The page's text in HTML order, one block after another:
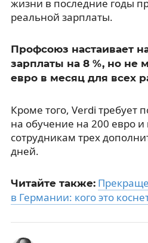
жизни в последние годы
реальной зарплаты.
Профсоюз настаивает
зарплаты на 8 %, но не
евро в месяц для всех
Кроме того, Verdi требует
на обучение на 200 евро и
сотрудникам трех
дней.
Читайте также:
в Германии: кого это